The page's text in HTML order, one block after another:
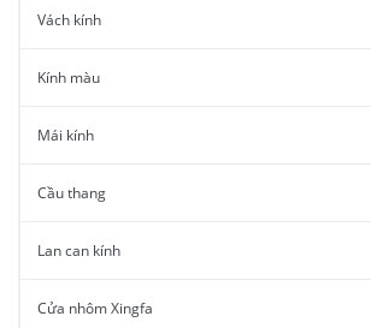
Vách kính
Kính màu
Mái kính
Cầu thang
Lan can kính
Cửa nhôm Xingfa